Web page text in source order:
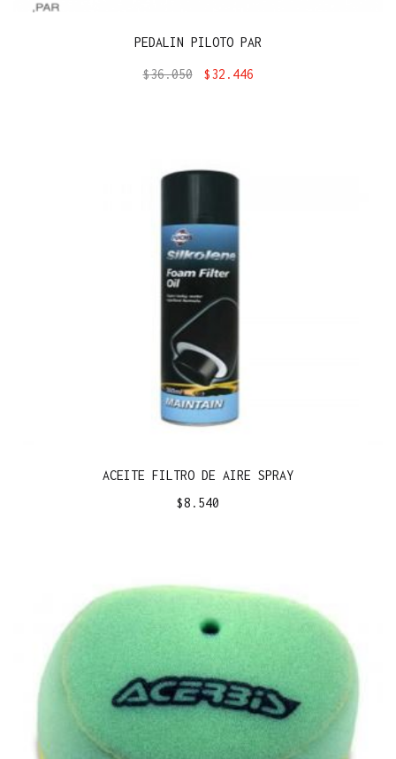
PEDALIN PILOTO PAR
$36.050 $32.446
ACEITE FILTRO DE AIRE SPRAY
$8.540